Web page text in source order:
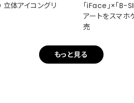
立体アイコングリ
「iFace」×「B-
アートをスマホ
売
もっと見る